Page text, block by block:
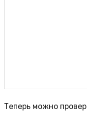
Теперь можно